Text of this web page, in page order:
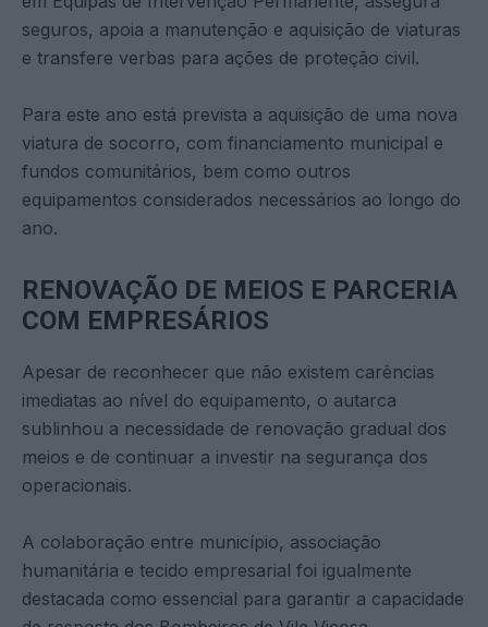
seguros, apoia a manutenção e aquisição de viaturas
e transfere verbas para ações de proteção civil.
Para este ano está prevista a aquisição de uma nova
viatura de socorro, com financiamento municipal e
fundos comunitários, bem como outros
equipamentos considerados necessários ao longo do
ano.
RENOVAÇÃO DE MEIOS E PARCERIA
COM EMPRESÁRIOS
Apesar de reconhecer que não existem carências
imediatas ao nível do equipamento, o autarca
sublinhou a necessidade de renovação gradual dos
meios e de continuar a investir na segurança dos
operacionais.
A colaboração entre município, associação
humanitária e tecido empresarial foi igualmente
destacada como essencial para garantir a capacidade